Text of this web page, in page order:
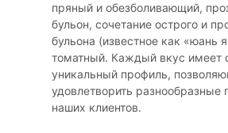
пряный и обезболивающий,
бульон, сочетание острого и
бульона (известное как «юань
томатный. Каждый вкус имеет
уникальный профиль,
удовлетворить разнообразные
наших клиентов.